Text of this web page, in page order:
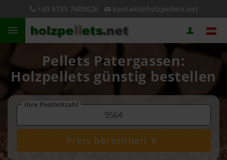
+49 8731 7409626 kontakt@holzpellets.net
Pellets Patergassen:
Holzpellets günstig bestellen
Ihre Postleitzahl
Preis berechnen